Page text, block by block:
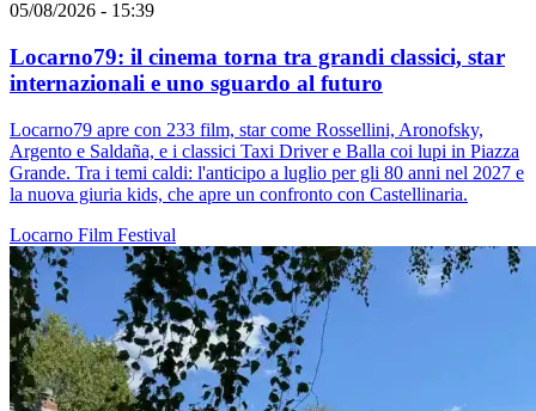
05/08/2026 - 15:39
Locarno79: il cinema torna tra grandi classici, star
internazionali e uno sguardo al futuro
Locarno79 apre con 233 film, star come Rossellini, Aronofsky,
Argento e Saldaña, e i classici Taxi Driver e Balla coi lupi in Piazza
Grande. Tra i temi caldi: l'anticipo a luglio per gli 80 anni nel 2027 e
la nuova giuria kids, che apre un confronto con Castellinaria.
Locarno Film Festival